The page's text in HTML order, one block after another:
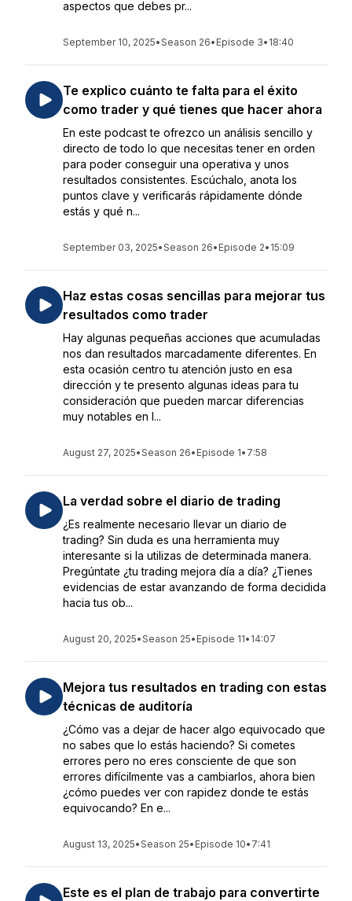
aspectos que debes pr...
September 10, 2025•Season 26• Episode 3• 18:40
Te explico cuánto te falta para el éxito
como trader y qué tienes que hacer ahora
En este podcast te ofrezco un análisis sencillo y
directo de todo lo que necesitas tener en orden
para poder conseguir una operativa y unos
resultados consistentes. Escúchalo, anota los
puntos clave y verificarás rápidamente dónde
estás y qué n...
September 03, 2025•Season 26• Episode 2• 15:09
Haz estas cosas sencillas para mejorar tus
resultados como trader
Hay algunas pequeñas acciones que acumuladas
nos dan resultados marcadamente diferentes. En
esta ocasión centro tu atención justo en esa
dirección y te presento algunas ideas para tu
consideración que pueden marcar diferencias
muy notables en l...
August 27, 2025•Season 26• Episode 1• 7:58
La verdad sobre el diario de trading
¿Es realmente necesario llevar un diario de
trading? Sin duda es una herramienta muy
interesante si la utilizas de determinada manera.
Pregúntate ¿tu trading mejora día a día? ¿Tienes
evidencias de estar avanzando de forma decidida
hacia tus ob...
August 20, 2025•Season 25• Episode 11• 14:07
Mejora tus resultados en trading con estas
técnicas de auditoría
¿Cómo vas a dejar de hacer algo equivocado que
no sabes que lo estás haciendo? Si cometes
errores pero no eres consciente de que son
errores difícilmente vas a cambiarlos, ahora bien
¿cómo puedes ver con rapidez donde te estás
equivocando? En e...
August 13, 2025•Season 25• Episode 10• 7:41
Este es el plan de trabajo para convertirte